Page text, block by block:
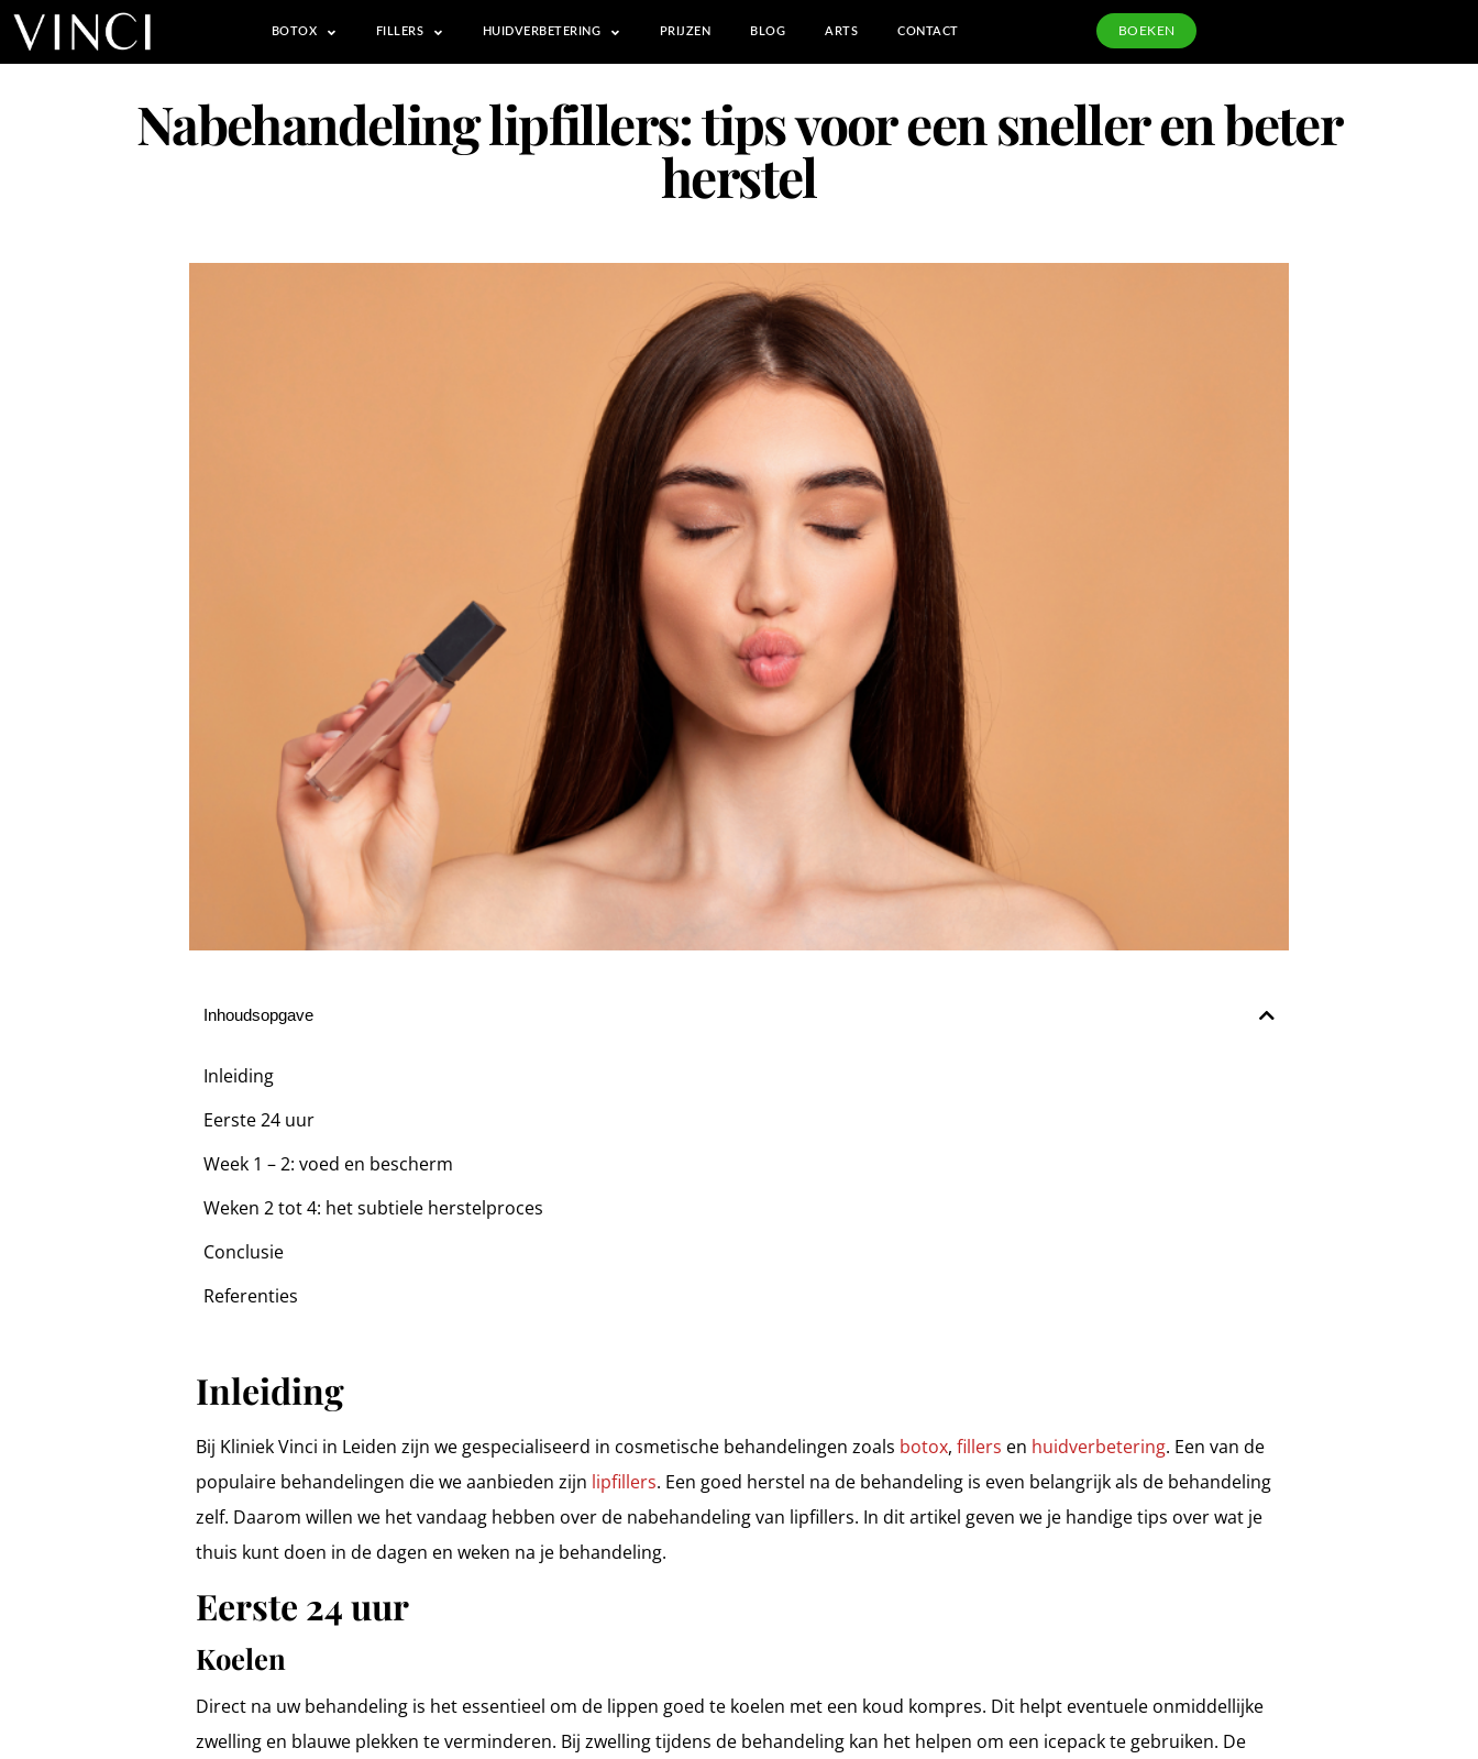
BOTOX FILLERS HUIDVERBETERING PRIJZEN BLOG ARTS CONTACT BOEKEN
Nabehandeling lipfillers: tips voor een sneller en beter
herstel
Inhoudsopgave
Inleiding
Eerste 24 uur
Week 1 – 2: voed en bescherm
Weken 2 tot 4: het subtiele herstelproces
Conclusie
Referenties
Inleiding
Bij Kliniek Vinci in Leiden zijn we gespecialiseerd in cosmetische behandelingen zoals botox, fillers en huidverbetering. Een van de
populaire behandelingen die we aanbieden zijn lipfillers. Een goed herstel na de behandeling is even belangrijk als de behandeling
zelf. Daarom willen we het vandaag hebben over de nabehandeling van lipfillers. In dit artikel geven we je handige tips over wat je
thuis kunt doen in de dagen en weken na je behandeling.
Eerste 24 uur
Koelen
Direct na uw behandeling is het essentieel om de lippen goed te koelen met een koud kompres. Dit helpt eventuele onmiddellijke
zwelling en blauwe plekken te verminderen. Bij zwelling tijdens de behandeling kan het helpen om een icepack te gebruiken. De